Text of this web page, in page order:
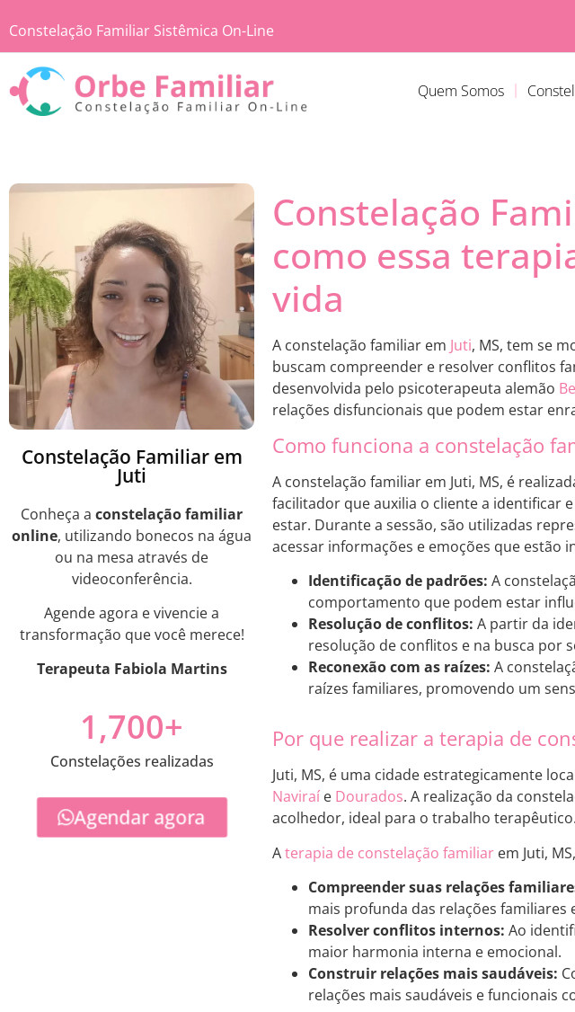
Constelação Familiar Sistêmica On-Line
Quem Somos
Constelação Familiar em
Juti
Conheça a constelação familiar
online, utilizando bonecos na água
ou na mesa através de
videoconferência.
Agende agora e vivencie a
transformação que você merece!
Terapeuta Fabiola Martins
Constelações realizadas
1,700+
Agendar agora
Constelação
como essa
vida
A constelação familiar em Juti, MS, tem se
buscam compreender e resolver conflitos
desenvolvida pelo psicoterapeuta alemão
relações disfuncionais que podem estar
Como funciona a constelação
A constelação familiar em Juti, MS, é
facilitador que auxilia o cliente a identificar
estar. Durante a sessão, são utilizadas
acessar informações e emoções que estão
Identificação de padrões: A
comportamento que podem estar
Resolução de conflitos: A partir da
resolução de conflitos e na busca por
Reconexão com as raízes: A
raízes familiares, promovendo um
Por que realizar a terapia de
Juti, MS, é uma cidade estrategicamente
Naviraí e Dourados. A realização da
acolhedor, ideal para o trabalho terapêutico.
Aterapia de constelação familiar em Juti,
Compreender suas relações
mais profunda das relações
Resolver conflitos internos: Ao
maior harmonia interna e emocional.
Construir relações mais saudáveis:
relações mais saudáveis e funcionais